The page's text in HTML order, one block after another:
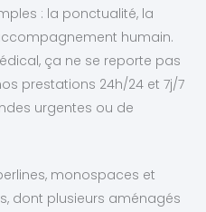
: la ponctualité, la
humain.
ça ne se reporte pas
prestations 24h/24 et 7j/7
urgentes ou de
monospaces et
dont plusieurs aménagés